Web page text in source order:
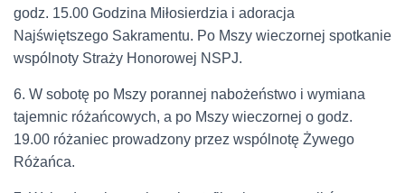
godz. 15.00 Godzina Miłosierdzia i adoracja
Najświętszego Sakramentu. Po Mszy wieczornej spotkanie
wspólnoty Straży Honorowej NSPJ.
6. W sobotę po Mszy porannej nabożeństwo i wymiana
tajemnic różańcowych, a po Mszy wieczornej o godz.
19.00 różaniec prowadzony przez wspólnotę Żywego
Różańca.